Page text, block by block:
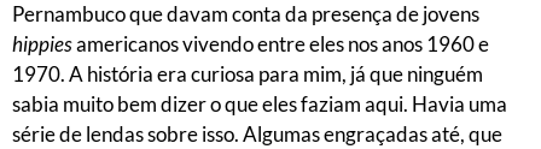
Pernambuco que davam conta da presença de jovens
hippiesamericanos vivendo entre eles nos anos 1960 e
1970. A história era curiosa para mim, já que ninguém
sabia muito bem dizer o que eles faziam aqui. Havia uma
série de lendas sobre isso. Algumas engraçadas até, que